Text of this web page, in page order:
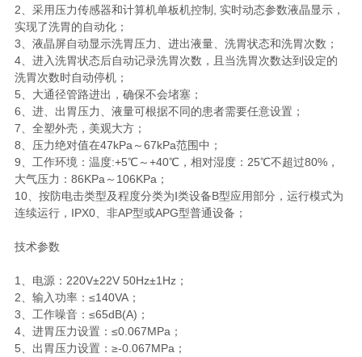
2、采用压力传感器和计算机单板机控制, 实时动态参数液晶显示，
实现了洗胃的自动化；
3、液晶屏自动显示洗胃压力、进出液量、洗胃状态和洗胃次数；
4、进入洗胃状态后自动记录洗胃次数，且当洗胃次数达到设定的
洗胃次数时自动停机；
5、大通径管路进出，确保不会堵塞；
6、进、出胃压力、液量可根据不同的患者需要任意设置；
7、全塑外壳，美观大方；
8、压力绝对值在47kPa～67kPa范围中；
9、工作环境：温度:+5℃～+40℃，相对湿度：25℃不超过80%，
大气压力：86KPa～106KPa；
10、按防电击类型及程度分类为Ⅰ类设备B型应用部分，运行模式为
连续运行，IPX0、非AP型或APG型普通设备；
技术参数
1、电源：220V±22V 50Hz±1Hz；
2、输入功率：≤140VA；
3、工作噪音：≤65dB(A)；
4、进胃压力设置：≤0.067MPa；
5、出胃压力设置：≥-0.067MPa；